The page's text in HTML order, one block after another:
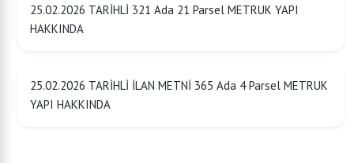
25.02.2026 TARİHLİ 321 Ada 21 Parsel METRUK YAPI
HAKKINDA
25.02.2026 TARİHLİ İLAN METNİ 365 Ada 4 Parsel METRUK
YAPI HAKKINDA